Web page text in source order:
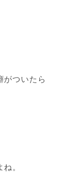
がついたら
。